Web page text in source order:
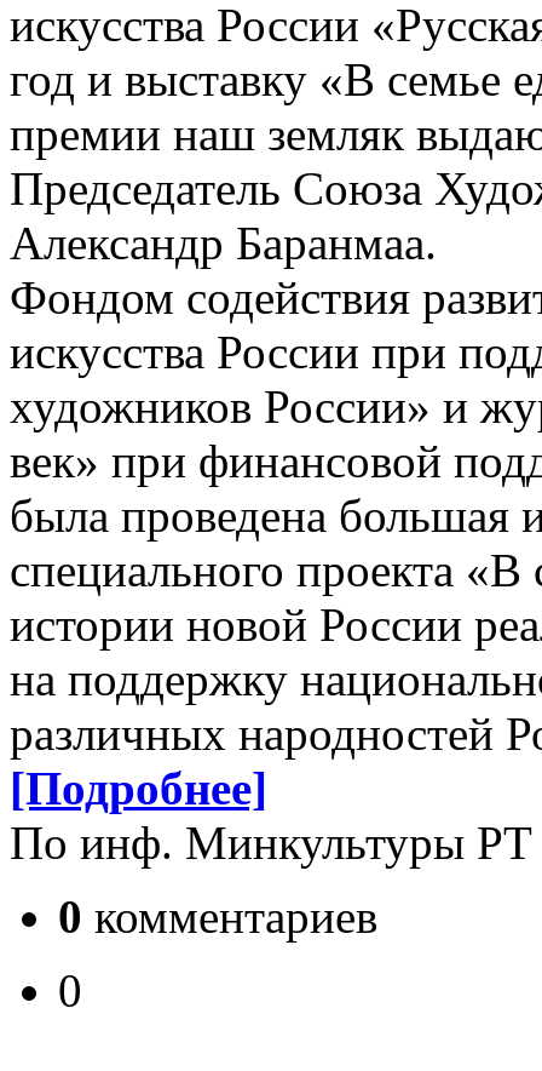
искусства России
год и выставку «В семье
премии наш земляк
Председатель Союза
Александр Баранмаа.
Фондом содействия
искусства России при
художников России» и
век» при финансовой
была проведена большая
специального проекта
истории новой России
на поддержку
различных народностей
[Подробнее]
По инф. Минкультуры РТ
0 комментариев
0